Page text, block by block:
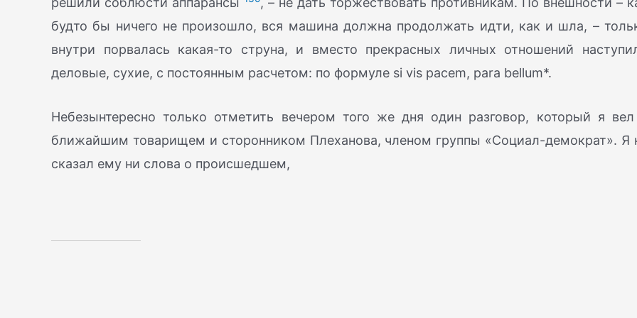
будто бы ничего не произошло, вся машина должна продолжать идти, как и шла, –
внутри порвалась какая-то струна, и вместо прекрасных личных отношений
деловые, сухие, с постоянным расчетом: по формуле si vis pacem, para bellum*.
Небезынтересно только отметить вечером того же дня один разговор, который я
ближайшим товарищем и сторонником Плеханова, членом группы «Социал-демократ». Я
сказал ему ни слова о происшедшем,